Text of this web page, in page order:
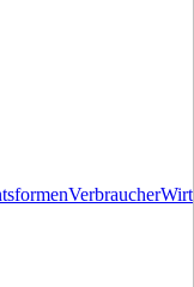
Verbraucher